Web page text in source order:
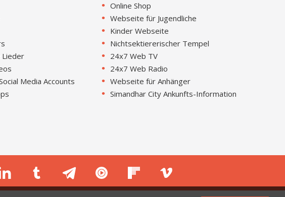
Lieder
Media Accounts
Online Shop
Webseite für Jugendliche
Kinder Webseite
Nichtsektiererischer Tempel
24x7 Web TV
24x7 Web Radio
Webseite für Anhänger
Simandhar City Ankunfts-Information